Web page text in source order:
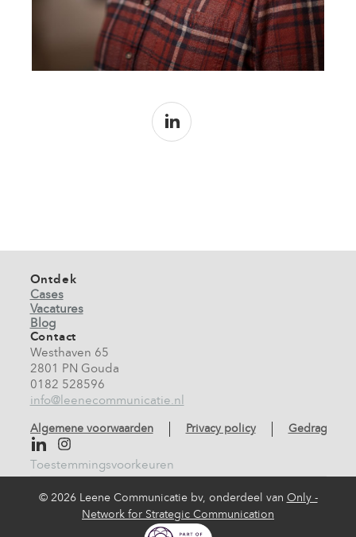
Ontdek
Cases
Vacatures
Blog
Contact
Westhaven 65
2801 PN Gouda
0182 528596
info@leenecommunicatie.nl
Algemene voorwaarden Privacy policy
Toestemmingsvoorkeuren
© 2026 Leene Communicatie bv, onderdeel van Only -
Network for Strategic Communication